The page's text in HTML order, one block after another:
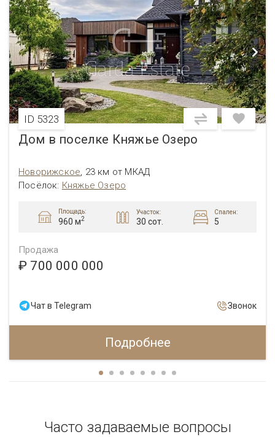
ID 5323
Дом в поселке Княжье Озеро
Новорижское, 23 км от МКАД
Посёлок: Княжье Озеро
Площадь:
960 м2
Участок:
30 сот.
Спален:
5
Продажа
₽ 700 000 000
Чат в Telegram Звонок
Подробнее
Часто задаваемые вопросы